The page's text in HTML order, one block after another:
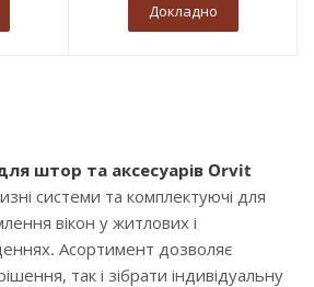
Докладно
штор та аксесуарів Orvit
системи та комплектуючі для
вікон у житлових і
Асортимент дозволяє
так і зібрати індивідуальну